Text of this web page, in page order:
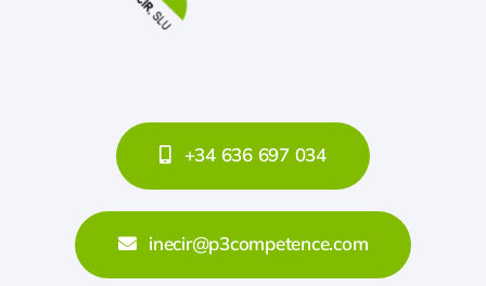
+34 636 697 034
inecir@p3competence.com